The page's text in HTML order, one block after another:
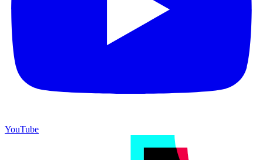
YouTube